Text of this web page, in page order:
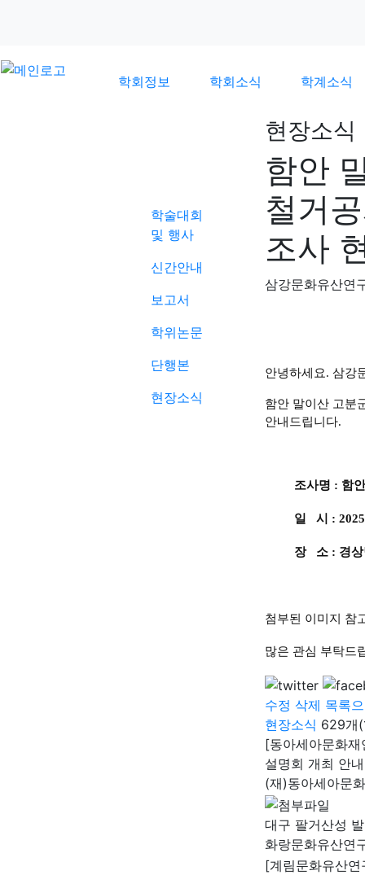
학회정보 학회소식 학계소식
학술대회
및 행사
신간안내
보고서
학위논문
단행본
현장소식
현장소식
함안
철거
조사
삼강문화유산연
안녕하세요. 삼강
함안 말이산 고분
안내드립니다.
조사명 : 함안
일 시 :
장 소 : 경상
첨부된 이미지 참
많은 관심 부탁드
수정 삭제 목록
현장소식 629개
[동아세아문화
설명회 개최 안내
(재)동아세아문
대구 팔거산성
화랑문화유산연
[계림문화유산